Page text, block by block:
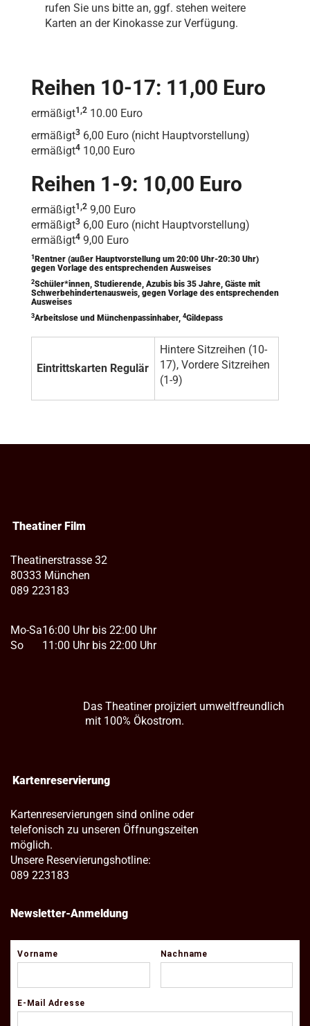
rufen Sie uns bitte an, ggf. stehen weitere
Karten an der Kinokasse zur Verfügung.
Reihen 10-17: 11,00 Euro
ermäßigt1,2 10.00 Euro
ermäßigt3 6,00 Euro (nicht Hauptvorstellung)
ermäßigt4 10,00 Euro
Reihen 1-9: 10,00 Euro
ermäßigt1,2 9,00 Euro
ermäßigt3 6,00 Euro (nicht Hauptvorstellung)
ermäßigt4 9,00 Euro
1 Rentner (außer Hauptvorstellung um 20:00 Uhr-20:30 Uhr)
gegen Vorlage des entsprechenden Ausweises
2Schüler*innen, Studierende, Azubis bis 35 Jahre, Gäste mit
Schwerbehindertenausweis, gegen Vorlage des entsprechenden
Ausweises
3Arbeitslose und Münchenpassinhaber, 4Gildepass
Eintrittskarten Regulär
Hintere Sitzreihen (10-
17), Vordere Sitzreihen
(1-9)
Theatiner Film
Theatinerstrasse 32
80333 München
089 223183
Mo-Sa
So
16:00 Uhr bis 22:00 Uhr
11:00 Uhr bis 22:00 Uhr
Das Theatiner projiziert umweltfreundlich
mit 100% Ökostrom.
Kartenreservierung
Kartenreservierungen sind online oder
telefonisch zu unseren Öffnungszeiten
möglich.
Unsere Reservierungshotline:
089 223183
Newsletter-Anmeldung